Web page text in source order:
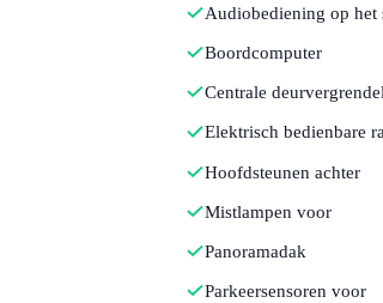
Audiobediening op het
Boordcomputer
Centrale
Elektrisch bedienbare
Hoofdsteunen achter
Mistlampen voor
Panoramadak
Parkeersensoren voor